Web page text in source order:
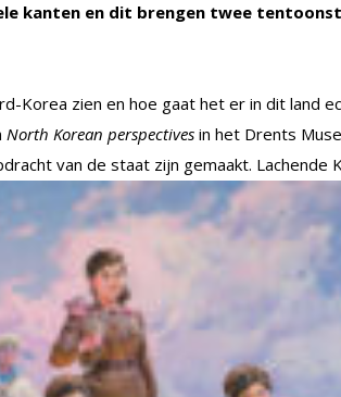
kanten en dit brengen twee
Korea zien en hoe gaat het er in dit land
North Korean perspectives in het Drents
van de staat zijn gemaakt. Lachende